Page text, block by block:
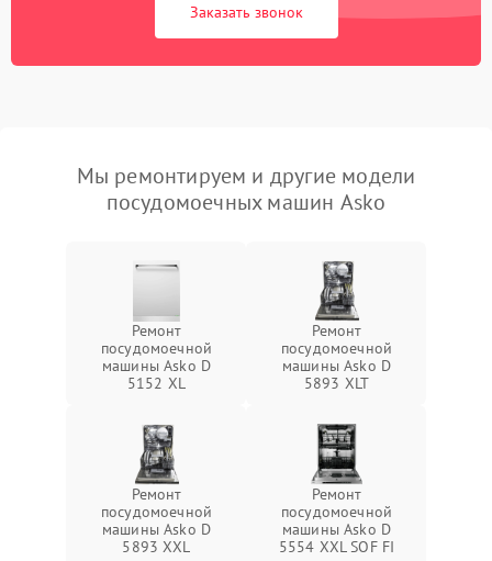
Заказать звонок
Мы ремонтируем и другие модели
посудомоечных машин Asko
Ремонт
посудомоечной
машины Asko D
5152 XL
Ремонт
посудомоечной
машины Asko D
5893 XLT
Ремонт
посудомоечной
машины Asko D
5893 XXL
Ремонт
посудомоечной
машины Asko D
5554 XXL SOF FI